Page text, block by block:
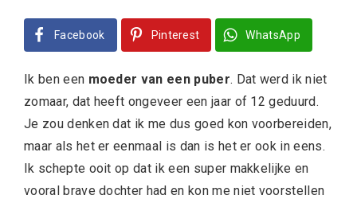
Facebook Pinterest WhatsApp
Ik ben een moeder van een puber. Dat werd ik niet
zomaar, dat heeft ongeveer een jaar of 12 geduurd.
Je zou denken dat ik me dus goed kon voorbereiden,
maar als het er eenmaal is dan is het er ook in eens.
Ik schepte ooit op dat ik een super makkelijke en
vooral brave dochter had en kon me niet voorstellen